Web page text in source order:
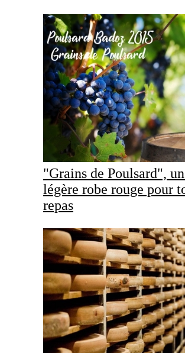
"Grains de Poulsard",
légère robe rouge pour
repas